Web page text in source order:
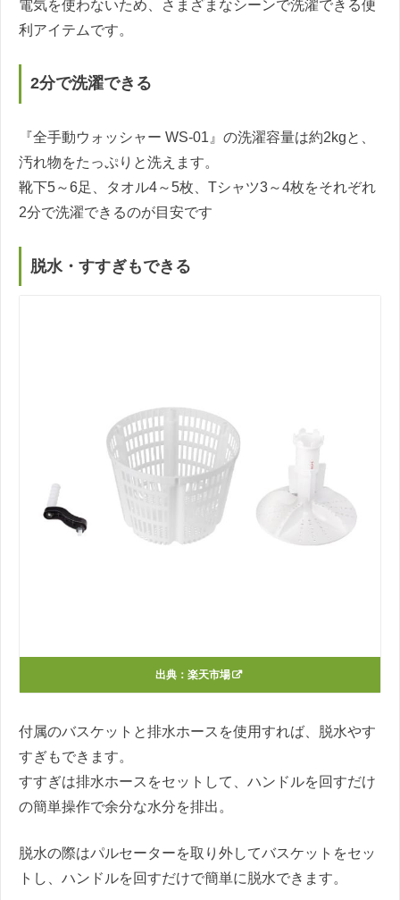
電気を使わないため、さまざまなシーンで洗濯できる便
利アイテムです。
2分で洗濯できる
『全手動ウォッシャー WS-01』の洗濯容量は約2kgと、
汚れ物をたっぷりと洗えます。
靴下5～6足、タオル4～5枚、Tシャツ3～4枚をそれぞれ
2分で洗濯できるのが目安です
脱水・すすぎもできる
出典： 楽天市場
付属のバスケットと排水ホースを使用すれば、脱水やす
すぎもできます。
すすぎは排水ホースをセットして、ハンドルを回すだけ
の簡単操作で余分な水分を排出。
脱水の際はパルセーターを取り外してバスケットをセッ
トし、ハンドルを回すだけで簡単に脱水できます。